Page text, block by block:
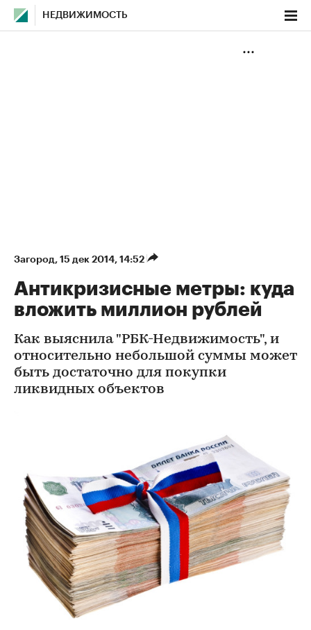
НЕДВИЖИМОСТЬ
Загород⁠, 15 дек 2014, 14:52
Антикризисные метры: куда
вложить миллион рублей
Как выяснила "РБК-Недвижимость", и
относительно небольшой суммы может
быть достаточно для покупки
ликвидных объектов